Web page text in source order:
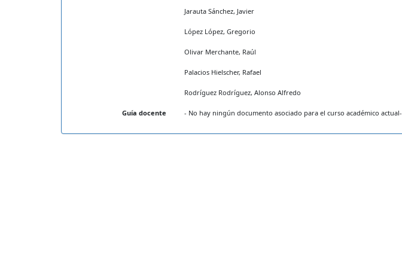
Jarauta Sánchez, Javier
López López, Gregorio
Olivar Merchante, Raúl
Palacios Hielscher, Rafael
Rodríguez Rodríguez, Alonso Alfredo
Guía docente - No hay ningún documento asociado para el curso académico actual-